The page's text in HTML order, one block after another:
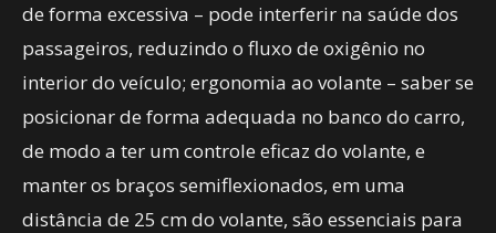
de forma excessiva – pode interferir na saúde dos
passageiros, reduzindo o fluxo de oxigênio no
interior do veículo; ergonomia ao volante – saber se
posicionar de forma adequada no banco do carro,
de modo a ter um controle eficaz do volante, e
manter os braços semiflexionados, em uma
distância de 25 cm do volante, são essenciais para